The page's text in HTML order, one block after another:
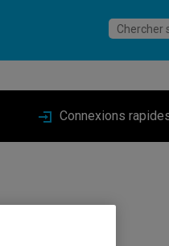
Connexions